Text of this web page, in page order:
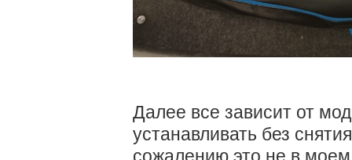
Далее все зависит от
устанавливать без